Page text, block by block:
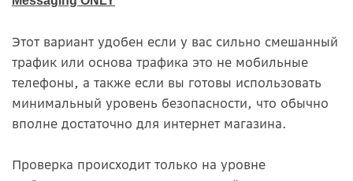
Этот вариант удобен если у вас сильно смешанный
трафик или основа трафика это не мобильные
телефоны, а также если вы готовы использовать
минимальный уровень безопасности, что обычно
вполне достаточно для интернет магазина.
Проверка происходит только на уровне